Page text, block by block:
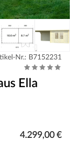
Nr.: B7152231
Ella
4.299,00 €